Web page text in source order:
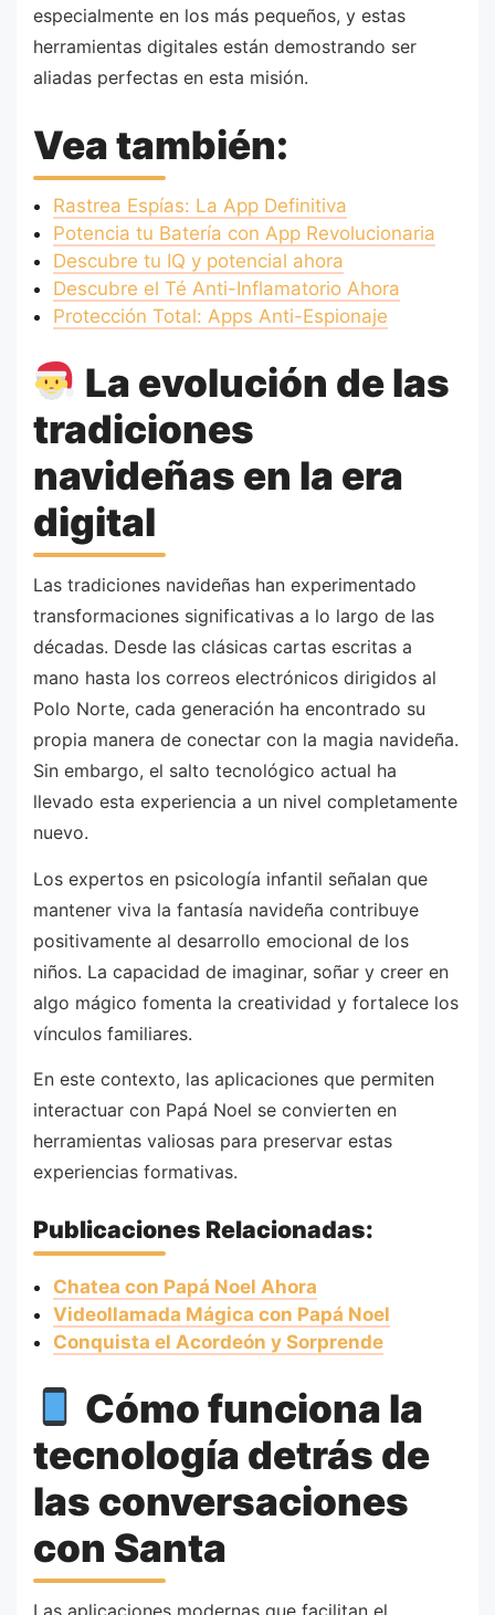
especialmente en los más pequeños, y estas
herramientas digitales están demostrando ser
aliadas perfectas en esta misión.
Vea también:
Rastrea Espías: La App Definitiva
Potencia tu Batería con App Revolucionaria
Descubre tu IQ y potencial ahora
Descubre el Té Anti-Inflamatorio Ahora
Protección Total: Apps Anti-Espionaje
La evolución de las
tradiciones
navideñas en la era
digital
Las tradiciones navideñas han experimentado
transformaciones significativas a lo largo de las
décadas. Desde las clásicas cartas escritas a
mano hasta los correos electrónicos dirigidos al
Polo Norte, cada generación ha encontrado su
propia manera de conectar con la magia navideña.
Sin embargo, el salto tecnológico actual ha
llevado esta experiencia a un nivel completamente
nuevo.
Los expertos en psicología infantil señalan que
mantener viva la fantasía navideña contribuye
positivamente al desarrollo emocional de los
niños. La capacidad de imaginar, soñar y creer en
algo mágico fomenta la creatividad y fortalece los
vínculos familiares.
En este contexto, las aplicaciones que permiten
interactuar con Papá Noel se convierten en
herramientas valiosas para preservar estas
experiencias formativas.
Publicaciones Relacionadas:
Chatea con Papá Noel Ahora
Videollamada Mágica con Papá Noel
Conquista el Acordeón y Sorprende
Cómo funciona la
tecnología detrás de
las conversaciones
con Santa